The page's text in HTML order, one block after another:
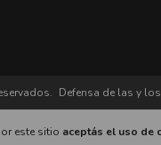
este sitio aceptás el uso de
Defensa de las y